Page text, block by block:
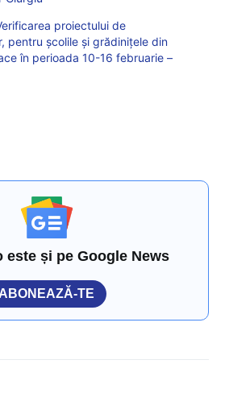
proiectului de
pentru școlile și grădinițele din
în perioada 10-16 februarie –
este și pe Google News
ABONEAZĂ-TE